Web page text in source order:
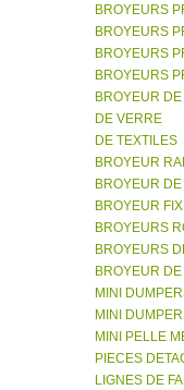
BROYEURS
BROYEURS
BROYEURS
BROYEURS
BROYEUR
DE VERRE
DE TEXTILES
BROYEUR
BROYEUR
BROYEUR
BROYEURS
BROYEURS
BROYEUR
MINI
MINI
MINI PELLE
PIECES
LIGNES DE